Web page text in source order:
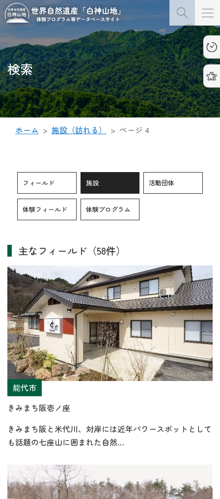
検索
ホーム 施設（訪れる） ページ 4
フィールド 施設 活動団体
体験フィールド 体験プログラム
主なフィールド（58件）
能代市
きみまち阪壱ノ座
きみまち阪と米代川、対岸には近年パワースポットとして
も話題の七座山に囲まれた自然…